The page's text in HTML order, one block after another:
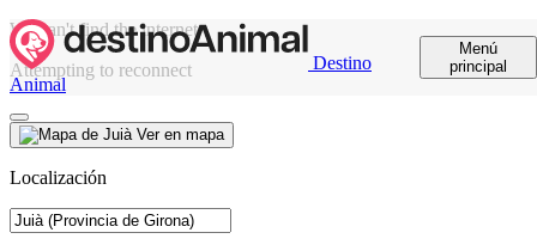
Destino
Animal
Menú
principal
We can't find the internet
Attempting to reconnect
Ver en mapa
Localización